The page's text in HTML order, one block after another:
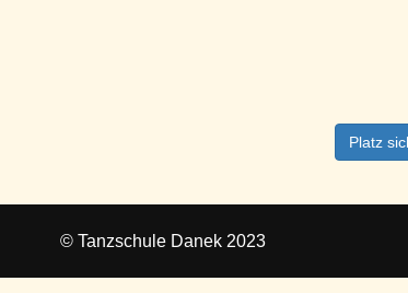
Platz
© Tanzschule Danek 2023